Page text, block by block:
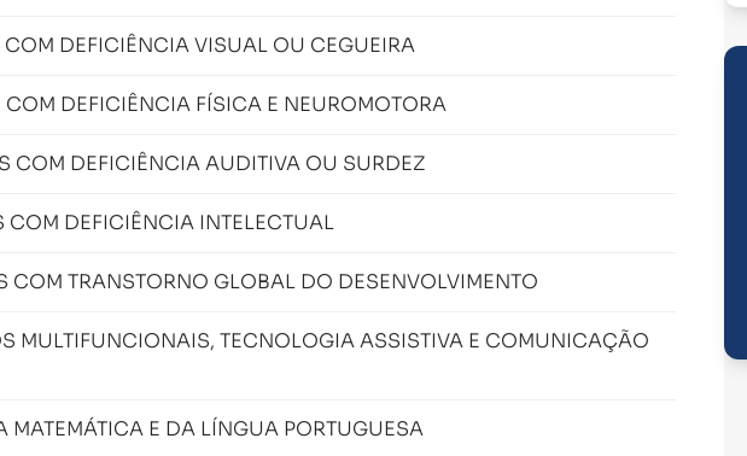
COM DEFICIÊNCIA VISUAL OU CEGUEIRA
COM DEFICIÊNCIA FÍSICA E NEUROMOTORA
COM DEFICIÊNCIA AUDITIVA OU SURDEZ
COM DEFICIÊNCIA INTELECTUAL
COM TRANSTORNO GLOBAL DO DESENVOLVIMENTO
MULTIFUNCIONAIS, TECNOLOGIA ASSISTIVA E COMUNICAÇÃO
MATEMÁTICA E DA LÍNGUA PORTUGUESA